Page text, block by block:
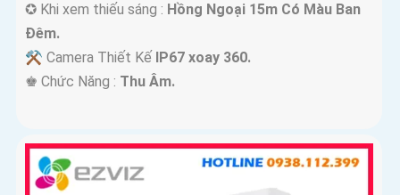
✪ Khi xem thiếu sáng : Hồng Ngoại 15m Có Màu Ban
Ðêm.
⚒ Camera Thiết Kế
IP67 xoay 360.
️♚ Chức Năng : Thu Âm.